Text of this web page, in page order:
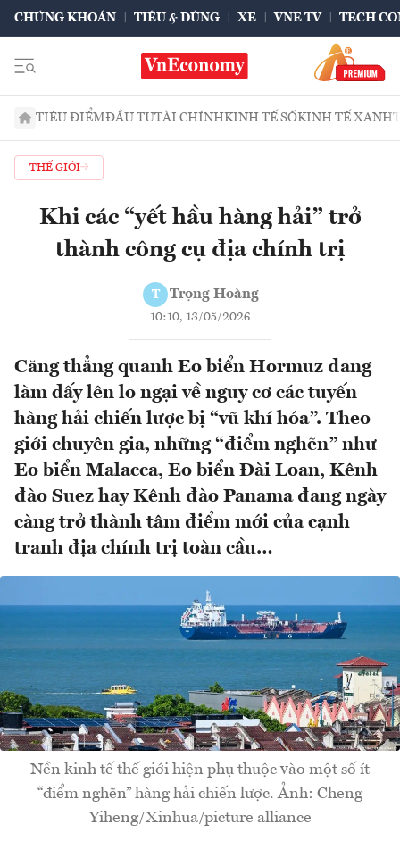
CHỨNG KHOÁN TIÊU & DÙNG XE VNE TV TECH
TIÊU ĐIỂMĐẦU TƯTÀI CHÍNHKINH TẾ SỐKINH TẾ XANH
THẾ GIỚI
Khi các “yết hầu hàng hải” trở
thành công cụ địa chính trị
T Trọng Hoàng
10:10, 13/05/2026
Căng thẳng quanh Eo biển Hormuz đang
làm dấy lên lo ngại về nguy cơ các tuyến
hàng hải chiến lược bị “vũ khí hóa”. Theo
giới chuyên gia, những “điểm nghẽn” như
Eo biển Malacca, Eo biển Đài Loan, Kênh
đào Suez hay Kênh đào Panama đang ngày
càng trở thành tâm điểm mới của cạnh
tranh địa chính trị toàn cầu…
Nền kinh tế thế giới hiện phụ thuộc vào một số ít
“điểm nghẽn” hàng hải chiến lược. Ảnh: Cheng
Yiheng/Xinhua/picture alliance